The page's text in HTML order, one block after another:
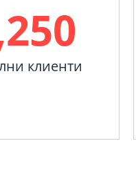
клиенти